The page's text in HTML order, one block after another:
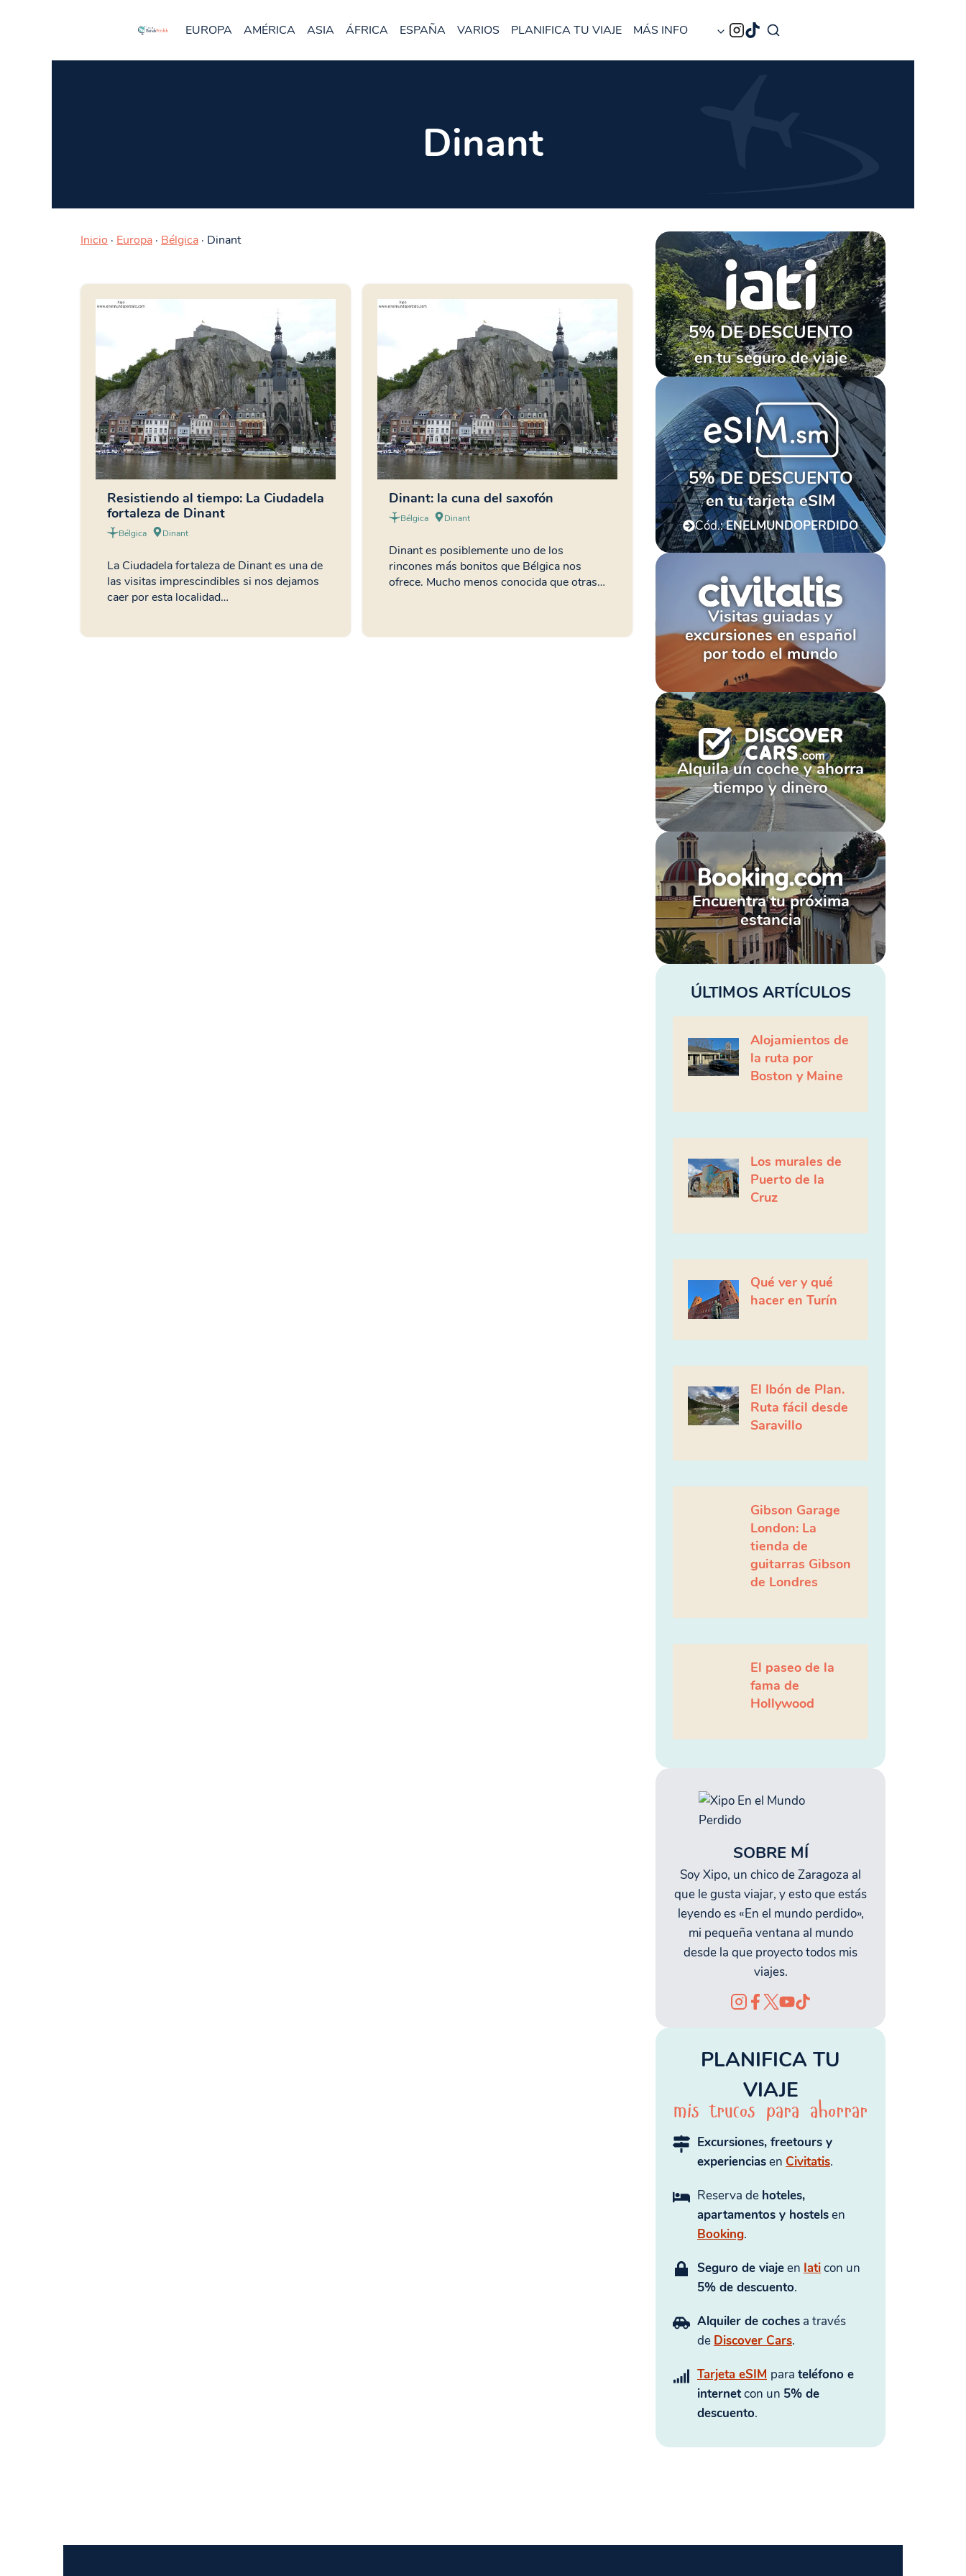
EUROPA AMÉRICA ASIA ÁFRICA ESPAÑA VARIOS PLANIFICA TU VIAJE MÁS INFO
Dinant
Inicio · Europa · Bélgica · Dinant
Resistiendo al tiempo: La Ciudadela
fortaleza de Dinant
Bélgica Dinant
La Ciudadela fortaleza de Dinant es una de
las visitas imprescindibles si nos dejamos
caer por esta localidad…
Dinant: la cuna del saxofón
Bélgica Dinant
Dinant es posiblemente uno de los
rincones más bonitos que Bélgica nos
ofrece. Mucho menos conocida que otras…
5% DE DESCUENTO
en tu seguro de viaje
5% DE DESCUENTO
en tu tarjeta eSIM
Cód.:ENELMUNDOPERDIDO
Visitas guiadas y
excursiones en español
por todo el mundo
Alquila un coche y ahorra
tiempo y dinero
Encuentra tu próxima
estancia
ÚLTIMOS ARTÍCULOS
Alojamientos de
la ruta por
Boston y Maine
Los murales de
Puerto de la
Cruz
Qué ver y qué
hacer en Turín
El Ibón de Plan.
Ruta fácil desde
Saravillo
Gibson Garage
London: La
tienda de
guitarras Gibson
de Londres
El paseo de la
fama de
Hollywood
SOBRE MÍ
Soy Xipo, un chico de Zaragoza al
que le gusta viajar, y esto que estás
leyendo es «En el mundo perdido»,
mi pequeña ventana al mundo
desde la que proyecto todos mis
viajes.
PLANIFICA TU
VIAJE
mis trucos para ahorrar
Excursiones, freetours y
experienciasen Civitatis.
Reserva de hoteles,
apartamentos y hostelsen
Booking.
Seguro de viajeen Iaticon un
5% de descuento.
Alquiler de coches a través
de Discover Cars.
Tarjeta eSIM para teléfono e
internetcon un 5% de
descuento.